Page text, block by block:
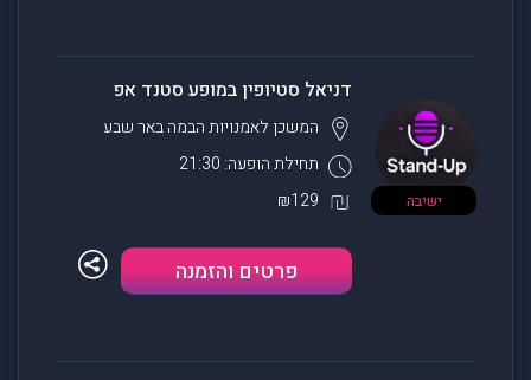
ישיבה
דניאל סטיופין במופע סטנד אפ
תחילת הופעה: 21:30
המשכן לאמנויות הבמהבאר שבע
₪129
פרטים והזמנה